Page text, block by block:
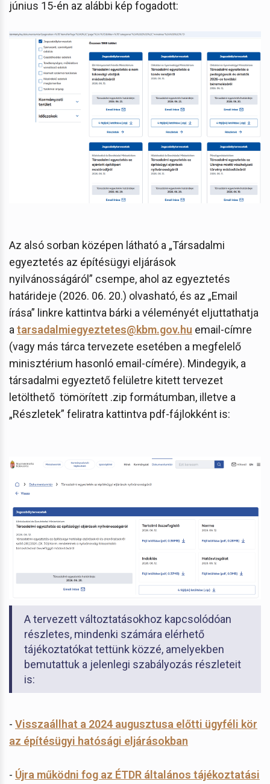
június 15-én az alábbi kép fogadott:
Az alsó sorban középen látható a „Társadalmi
egyeztetés az építésügyi eljárások
nyilvánosságáról” csempe, ahol az egyeztetés
határideje (2026. 06. 20.) olvasható, és az „Email
írása” linkre kattintva bárki a véleményét eljuttathatja
a tarsadalmiegyeztetes@kbm.gov.hu email-címre
(vagy más tárca tervezete esetében a megfelelő
minisztérium hasonló email-címére). Mindegyik, a
társadalmi egyeztető felületre kitett tervezet
letölthető tömörített .zip formátumban, illetve a
„Részletek” feliratra kattintva pdf-fájlokként is:
A tervezett változtatásokhoz kapcsolódóan
részletes, mindenki számára elérhető
tájékoztatókat tettünk közzé, amelyekben
bemutattuk a jelenlegi szabályozás részleteit
is:
- Visszaállhat a 2024 augusztusa előtti ügyféli kör
az építésügyi hatósági eljárásokban
- Újra működni fog az ÉTDR általános tájékoztatási